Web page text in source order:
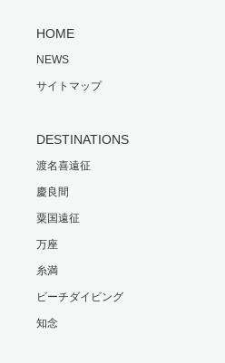
HOME
NEWS
サイトマップ
DESTINATIONS
渡名喜遠征
慶良間
粟国遠征
万座
糸満
ビーチダイビング
知念